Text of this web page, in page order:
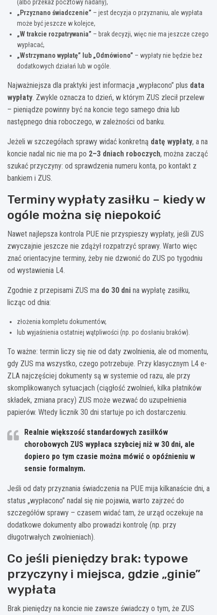
(albo przekaz pocztowy nadany),
„Przyznano świadczenie” – jest decyzja o przyznaniu, ale wypłata
może być jeszcze w kolejce,
„W trakcie rozpatrywania” – brak decyzji, więc nie ma jeszcze czego
wypłacać,
„Wstrzymano wypłatę” lub „Odmówiono” – wypłaty nie będzie bez
dodatkowych działań lub w ogóle.
Najważniejsza dla praktyki jest informacja „wypłacono” plus data
wypłaty. Zwykle oznacza to dzień, w którym ZUS zlecił przelew
– pieniądze powinny być na koncie tego samego dnia lub
następnego dnia roboczego, w zależności od banku.
Jeżeli w szczegółach sprawy widać konkretną datę wypłaty, a na
koncie nadal nic nie ma po 2–3 dniach roboczych, można zacząć
szukać przyczyny: od sprawdzenia numeru konta, po kontakt z
bankiem i ZUS.
Terminy wypłaty zasiłku – kiedy w
ogóle można się niepokoić
Nawet najlepsza kontrola PUE nie przyspieszy wypłaty, jeśli ZUS
zwyczajnie jeszcze nie zdążył rozpatrzyć sprawy. Warto więc
znać orientacyjne terminy, żeby nie dzwonić do ZUS po tygodniu
od wystawienia L4.
Zgodnie z przepisami ZUS ma do 30 dni na wypłatę zasiłku,
licząc od dnia:
złożenia kompletu dokumentów,
lub wyjaśnienia ostatniej wątpliwości (np. po dosłaniu braków).
To ważne: termin liczy się nie od daty zwolnienia, ale od momentu,
gdy ZUS ma wszystko, czego potrzebuje. Przy klasycznym L4 e-
ZLA najczęściej dokumenty są w systemie od razu, ale przy
skomplikowanych sytuacjach (ciągłość zwolnień, kilka płatników
składek, zmiana pracy) ZUS może wezwać do uzupełnienia
papierów. Wtedy licznik 30 dni startuje po ich dostarczeniu.
Realnie większość standardowych zasiłków
chorobowych ZUS wypłaca szybciej niż w 30 dni, ale
dopiero po tym czasie można mówić o opóźnieniu w
sensie formalnym.
Jeśli od daty przyznania świadczenia na PUE mija kilkanaście dni, a
status „wypłacono” nadal się nie pojawia, warto zajrzeć do
szczegółów sprawy – czasem widać tam, że urząd oczekuje na
dodatkowe dokumenty albo prowadzi kontrolę (np. przy
długotrwałych zwolnieniach).
Co jeśli pieniędzy brak: typowe
przyczyny i miejsca, gdzie „ginie”
wypłata
Brak pieniędzy na koncie nie zawsze świadczy o tym, że ZUS